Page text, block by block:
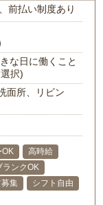
前払い制度あり
な日に働くこと
択)
面所、リビン
OK
高時給
ランクOK
集
シフト自由